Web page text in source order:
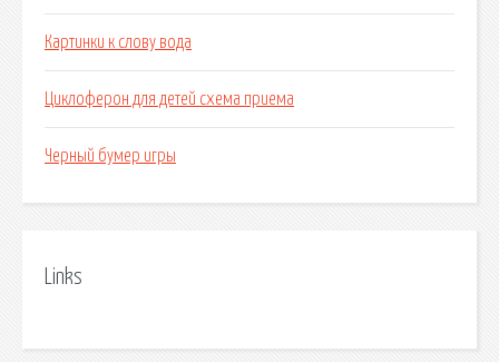
Картинки к слову вода
Циклоферон для детей схема приема
Черный бумер игры
Links